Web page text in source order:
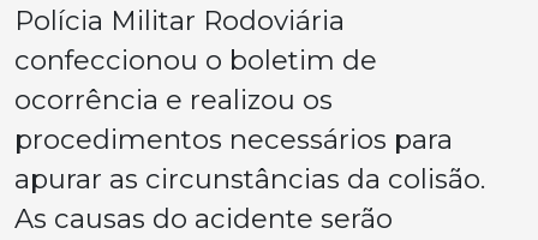
Polícia Militar Rodoviária
confeccionou o boletim de
ocorrência e realizou os
procedimentos necessários para
apurar as circunstâncias da colisão.
As causas do acidente serão